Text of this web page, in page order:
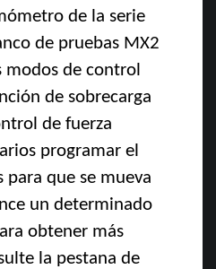
de la serie
de pruebas MX2
de control
de sobrecarga
de fuerza
programar el
para que se mueva
un determinado
obtener más
la pestana de